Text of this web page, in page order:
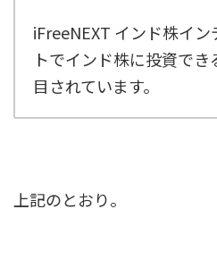
iFreeNEXT インド株イ
トでインド株に投資で
目されています。
上記のとおり。